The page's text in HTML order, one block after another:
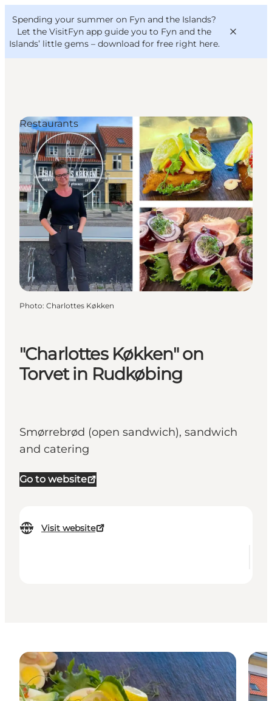
Spending your summer on Fyn and the Islands?
Let the VisitFyn app guide you to Fyn and the
Islands’ little gems – download for free right here.
Things to do
Outdoor and bike
Where to eat
Where to stay
VisitFyn
Deutsch
"Charlottes Køkken" on
Torvet in Rudkøbing
Smørrebrød (open sandwich), sandwich
and catering
Go to website
Visit website
Restaurants
Photo: Charlottes Køkken